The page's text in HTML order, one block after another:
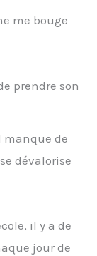
me bouge
prendre son
manque de
dévalorise
il y a de
jour de